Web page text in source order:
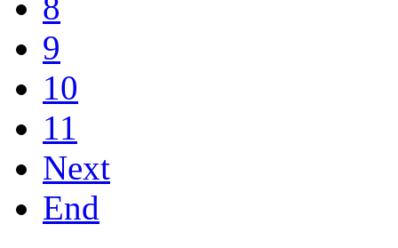
8
9
10
11
Next
End